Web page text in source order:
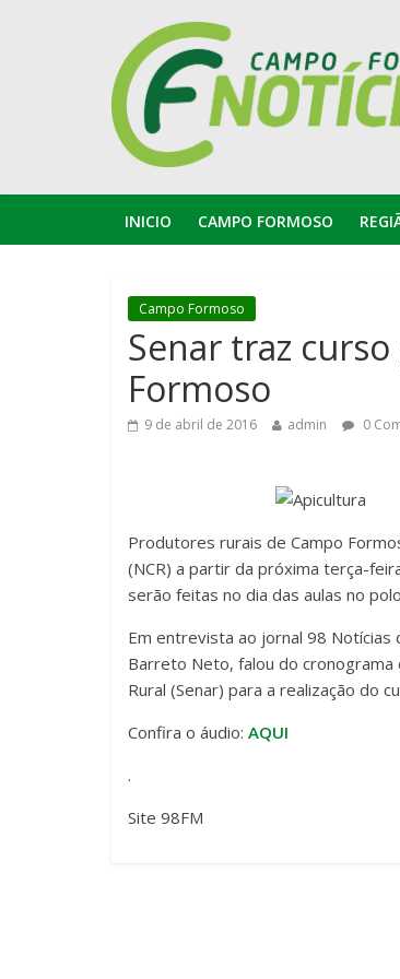
INICIO CAMPO FORMOSO
Campo Formoso
Senar traz
Formoso
9 de abril de 2016 admin 0
Produtores rurais de Campo
(NCR) a partir da próxima terça-
serão feitas no dia das aulas no
Em entrevista ao jornal 98
Barreto Neto, falou do cronograma
Rural (Senar) para a realização do
Confira o áudio: AQUI
.
Site 98FM